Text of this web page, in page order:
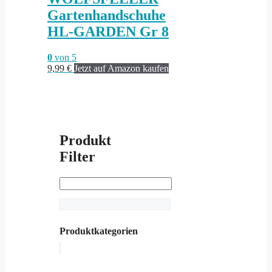
Gartenhandschuhe
HL-GARDEN Gr 8
0 von 5
9,99 € Jetzt auf Amazon kaufen
Produkt
Filter
Produktkategorien